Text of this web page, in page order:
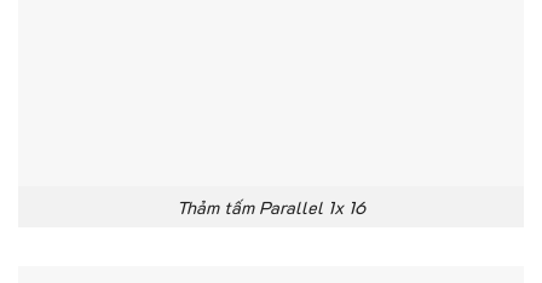
Thảm tấm Parallel 1x 16